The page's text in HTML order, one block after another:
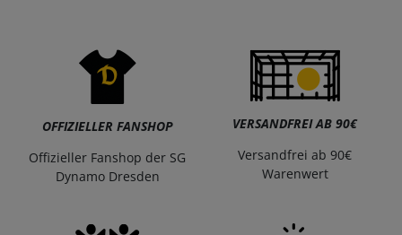
OFFIZIELLER FANSHOP
Offizieller Fanshop der SG
Dynamo Dresden
VERSANDFREI AB 90€
Versandfrei ab 90€
Warenwert